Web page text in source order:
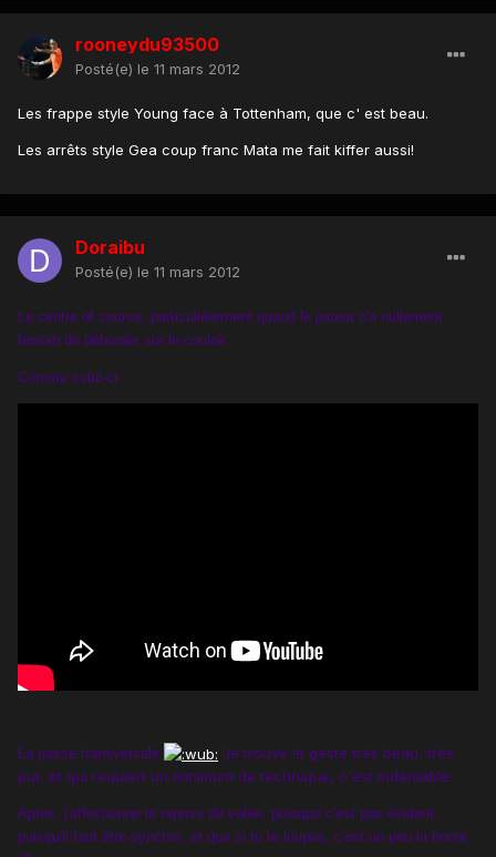
rooneydu93500
Posté(e) le 11 mars 2012
Les frappe style Young face à Tottenham, que c' est beau.
Les arrêts style Gea coup franc Mata me fait kiffer aussi!
Doraibu
Posté(e) le 11 mars 2012
Le centre of course, particulièrement quand le joueur n'a nullement
besoin de déborder sur le couloir.
Comme celui-ci:
La passe transversale
Je trouve le geste très beau, très
pur, et qui requiert un minimum de technique, c'est indéniable.
Après, j'affectionne la reprise de volée, puisque c'est pas évident,
puisqu'il faut être synchro, et que si tu te loupes, c'est un peu la honte